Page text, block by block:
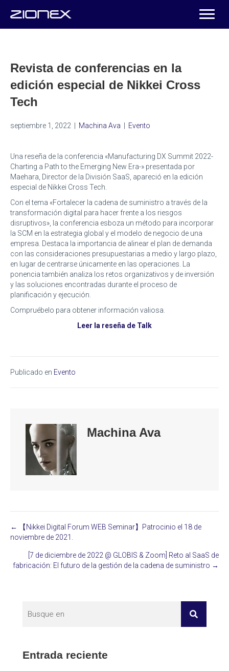
Revista de conferencias en la
edición especial de Nikkei Cross
Tech
septiembre 1, 2022 Machina Ava Evento
Una reseña de la conferencia «Manufacturing DX Summit 2022-
Charting a Path to the Emerging New Era-» presentada por
Maehara, Director de la División SaaS, apareció en la edición
especial de Nikkei Cross Tech.
Con el tema «Fortalecer la cadena de suministro a través de la
transformación digital para hacer frente a los riesgos
disruptivos», la conferencia esboza un método para incorporar
la SCM en la estrategia global y el modelo de negocio de una
empresa. Destaca la importancia de alinear el plan de demanda
con las consideraciones presupuestarias a medio y largo plazo,
en lugar de centrarse únicamente en las operaciones. La
ponencia también analiza los retos organizativos y de inversión
y las soluciones encontradas durante el proceso de
planificación y ejecución.
Compruébelo para obtener información valiosa.
Leer la reseña de Talk
Publicado en Evento
Machina Ava
Posts
navigation
← 【Nikkei Digital Forum WEB Seminar】Patrocinio el 18 de
noviembre de 2021.
[7 de diciembre de 2022 @ GLOBIS & Zoom] Reto al SaaS de
fabricación: El futuro de la gestión de la cadena de suministro →
Entrada reciente